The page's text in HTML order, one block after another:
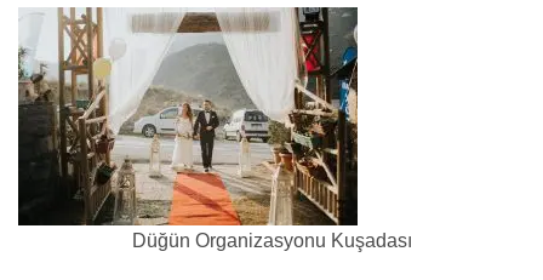
Düğün Organizasyonu Kuşadası